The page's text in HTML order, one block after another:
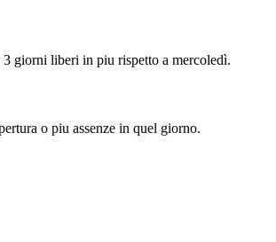
giorni liberi in piu rispetto a mercoledì.
o piu assenze in quel giorno.